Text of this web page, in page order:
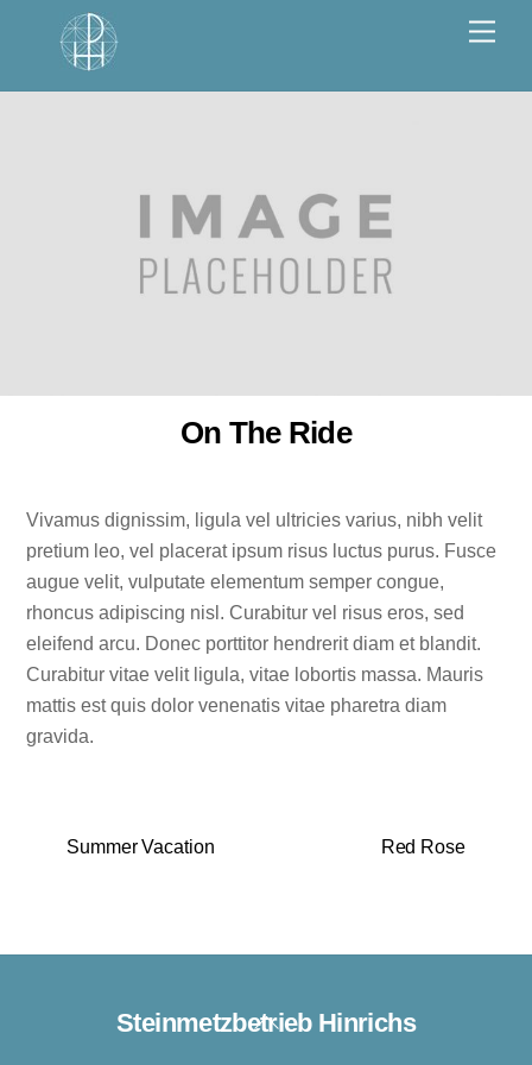
On The Ride
Vivamus dignissim, ligula vel ultricies varius, nibh velit
pretium leo, vel placerat ipsum risus luctus purus. Fusce
augue velit, vulputate elementum semper congue,
rhoncus adipiscing nisl. Curabitur vel risus eros, sed
eleifend arcu. Donec porttitor hendrerit diam et blandit.
Curabitur vitae velit ligula, vitae lobortis massa. Mauris
mattis est quis dolor venenatis vitae pharetra diam
gravida.
Summer Vacation Red Rose
Back
Steinmetzbetrieb Hinrichs